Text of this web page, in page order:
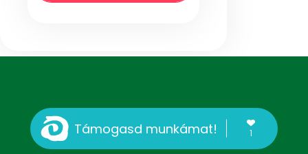
Támogasd munkámat! 1